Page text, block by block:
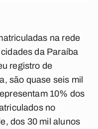
na rede
da Paraíba
registro de
são quase seis mil
10% dos
no
dos 30 mil alunos